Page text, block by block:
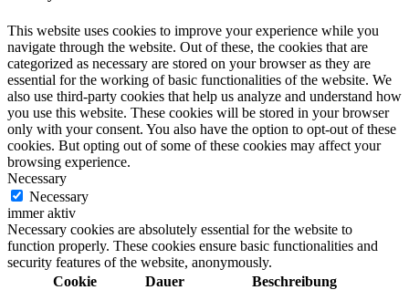
This website uses cookies to improve your experience while you
navigate through the website. Out of these, the cookies that are
categorized as necessary are stored on your browser as they are
essential for the working of basic functionalities of the website. We
also use third-party cookies that help us analyze and understand how
you use this website. These cookies will be stored in your browser
only with your consent. You also have the option to opt-out of these
cookies. But opting out of some of these cookies may affect your
browsing experience.
Necessary
Necessary
immer aktiv
Necessary cookies are absolutely essential for the website to
function properly. These cookies ensure basic functionalities and
security features of the website, anonymously.
Cookie
Dauer Beschreibung